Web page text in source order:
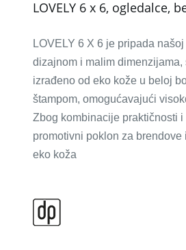
LOVELY 6 x 6, ogledalce,
LOVELY 6 X 6 je pripada
dizajnom i malim
izrađeno od eko kože u beloj
štampom, omogućavajući
Zbog kombinacije praktičnosti
promotivni poklon za
eko koža